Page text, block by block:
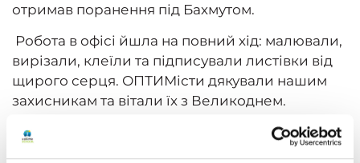
отримав поранення під Бахмутом.
Робота в офісі йшла на повний хід: малювали,
вирізали, клеїли та підписували листівки від
щирого серця. ОПТИМісти дякували нашим
захисникам та вітали їх з Великоднем.
Після творчої роботи учні весело грали в
настільні ігри та багато-багато спілкувалися.